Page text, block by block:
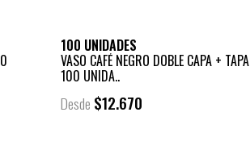
100 UNIDADES
VASO CAFÉ NEGRO DOBLE CAPA + TAPA
100 UNIDA..
Desde $12.670